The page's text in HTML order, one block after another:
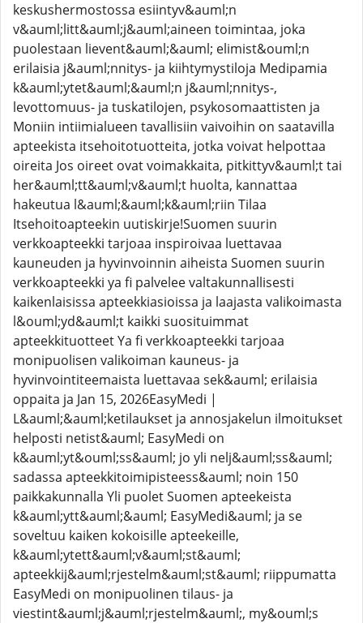
keskushermostossa esiintyv&auml;n
v&auml;litt&auml;j&auml;aineen toimintaa, joka
puolestaan lievent&auml;&auml; elimist&ouml;n
erilaisia j&auml;nnitys- ja kiihtymystiloja Medipamia
k&auml;ytet&auml;&auml;n j&auml;nnitys-,
levottomuus- ja tuskatilojen, psykosomaattisten ja
Moniin intiimialueen tavallisiin vaivoihin on saatavilla
apteekista itsehoitotuotteita, jotka voivat helpottaa
oireita Jos oireet ovat voimakkaita, pitkittyv&auml;t tai
her&auml;tt&auml;v&auml;t huolta, kannattaa
hakeutua l&auml;&auml;k&auml;riin Tilaa
Itsehoitoapteekin uutiskirje!Suomen suurin
verkkoapteekki tarjoaa inspiroivaa luettavaa
kauneuden ja hyvinvoinnin aiheista Suomen suurin
verkkoapteekki ya fi palvelee valtakunnallisesti
kaikenlaisissa apteekkiasioissa ja laajasta valikoimasta
l&ouml;yd&auml;t kaikki suosituimmat
apteekkituotteet Ya fi verkkoapteekki tarjoaa
monipuolisen valikoiman kauneus- ja
hyvinvointiteemaista luettavaa sek&auml; erilaisia
oppaita ja Jan 15, 2026EasyMedi |
L&auml;&auml;ketilaukset ja annosjakelun ilmoitukset
helposti netist&auml; EasyMedi on
k&auml;yt&ouml;ss&auml; jo yli nelj&auml;ss&auml;
sadassa apteekkitoimipisteess&auml; noin 150
paikkakunnalla Yli puolet Suomen apteekeista
k&auml;ytt&auml;&auml; EasyMedi&auml; ja se
soveltuu kaiken kokoisille apteekeille,
k&auml;ytett&auml;v&auml;st&auml;
apteekkij&auml;rjestelm&auml;st&auml; riippumatta
EasyMedi on monipuolinen tilaus- ja
viestint&auml;j&auml;rjestelm&auml;, my&ouml;s